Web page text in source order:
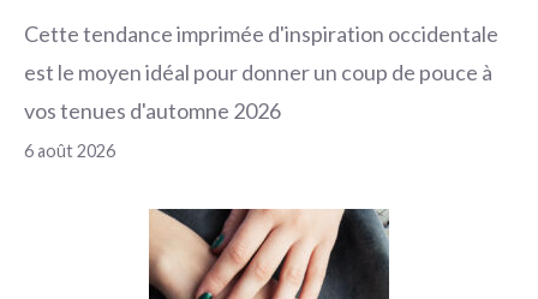
Cette tendance imprimée d'inspiration occidentale
est le moyen idéal pour donner un coup de pouce à
vos tenues d'automne 2026
6 août 2026